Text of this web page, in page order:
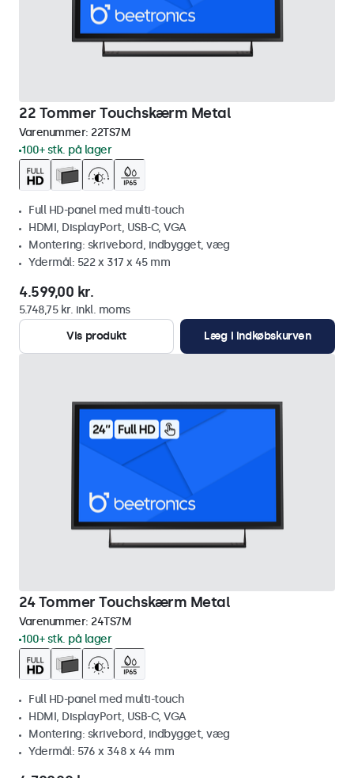
22 Tommer Touchskærm Metal
Varenummer: 22TS7M
100+ stk. på lager
Full HD-panel med multi-touch
HDMI, DisplayPort, USB-C, VGA
Montering: skrivebord, indbygget, væg
Ydermål: 522 x 317 x 45 mm
4.599,00 kr.
5.748,75 kr. inkl. moms
Vis produkt
Læg i indkøbskurven
24 Tommer Touchskærm Metal
Varenummer: 24TS7M
100+ stk. på lager
Full HD-panel med multi-touch
HDMI, DisplayPort, USB-C, VGA
Montering: skrivebord, indbygget, væg
Ydermål: 576 x 348 x 44 mm